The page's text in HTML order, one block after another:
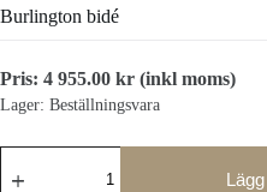
Burlington bidé
Pris: 4 955.00 kr (inkl moms)
Lager: Beställningsvara
bidé